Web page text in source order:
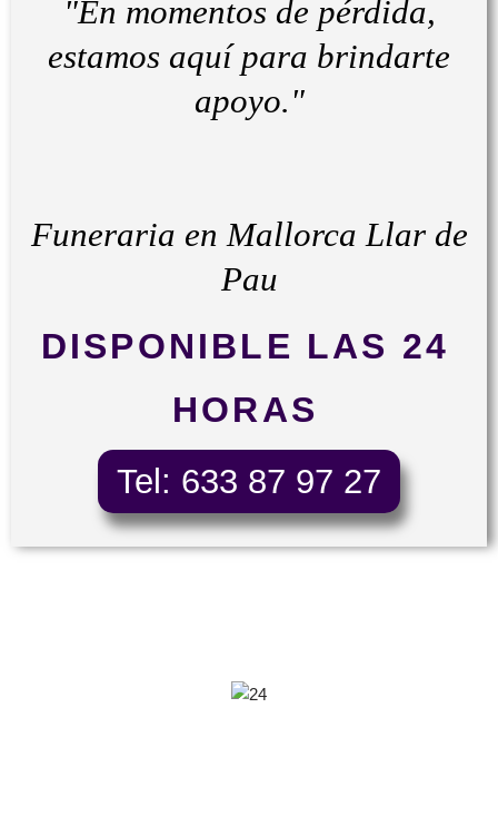
LLAR DE PAU
SERVEIS FUNERARIS
"En momentos de pérdida,
estamos aquí para brindarte
apoyo."
Funeraria en Mallorca Llar de
Pau
DISPONIBLE LAS 24
HORAS
Tel: 633 87 97 27